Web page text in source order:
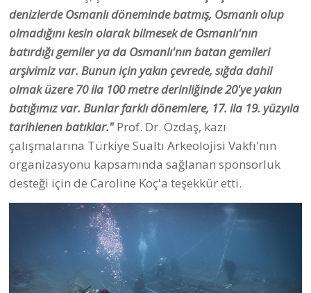
denizlerde Osmanlı döneminde batmış, Osmanlı olup
olmadığını kesin olarak bilmesek de Osmanlı'nın
batırdığı gemiler ya da Osmanlı'nın batan gemileri
arşivimiz var. Bunun için yakın çevrede, sığda dahil
olmak üzere 70 ila 100 metre derinliğinde 20'ye yakın
batığımız var. Bunlar farklı dönemlere, 17. ila 19. yüzyıla
tarihlenen batıklar."Prof. Dr. Özdaş, kazı
çalışmalarına Türkiye Sualtı Arkeolojisi Vakfı'nın
organizasyonu kapsamında sağlanan sponsorluk
desteği için de Caroline Koç'a teşekkür etti.